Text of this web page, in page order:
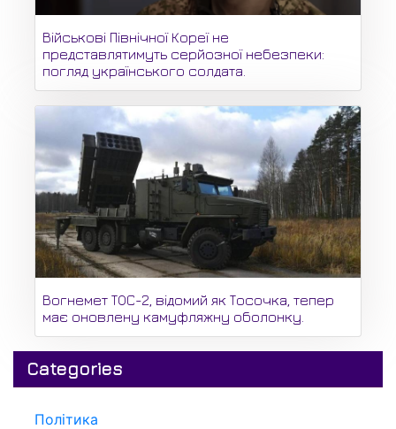
Військові Північної Кореї не
представлятимуть серйозної небезпеки:
погляд українського солдата.
Вогнемет ТОС-2, відомий як Тосочка, тепер
має оновлену камуфляжну оболонку.
Categories
Політика